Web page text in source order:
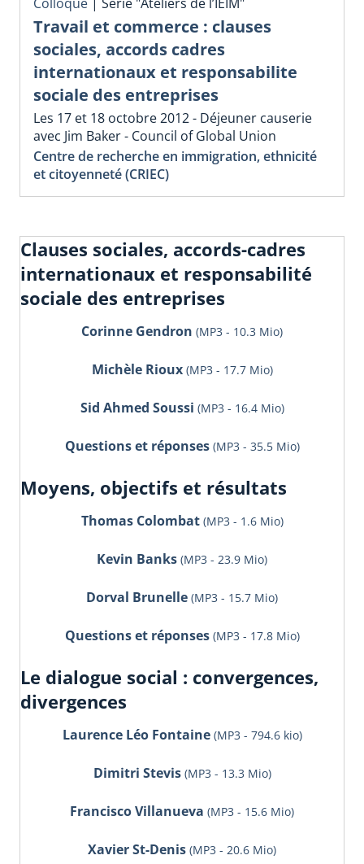
Colloque Série "Ateliers de l’IEIM"
Travail et commerce : clauses
sociales, accords cadres
internationaux et responsabilite
sociale des entreprises
Les 17 et 18 octobre 2012 - Déjeuner causerie
avec Jim Baker - Council of Global Union
Centre de recherche en immigration, ethnicité
et citoyenneté (CRIEC)
Clauses sociales, accords-cadres
internationaux et responsabilité
sociale des entreprises
Corinne Gendron (MP3 - 10.3 Mio)
Michèle Rioux (MP3 - 17.7 Mio)
Sid Ahmed Soussi (MP3 - 16.4 Mio)
Questions et réponses (MP3 - 35.5 Mio)
Moyens, objectifs et résultats
Thomas Colombat (MP3 - 1.6 Mio)
Kevin Banks (MP3 - 23.9 Mio)
Dorval Brunelle (MP3 - 15.7 Mio)
Questions et réponses (MP3 - 17.8 Mio)
Le dialogue social : convergences,
divergences
Laurence Léo Fontaine (MP3 - 794.6 kio)
Dimitri Stevis (MP3 - 13.3 Mio)
Francisco Villanueva (MP3 - 15.6 Mio)
Xavier St-Denis (MP3 - 20.6 Mio)